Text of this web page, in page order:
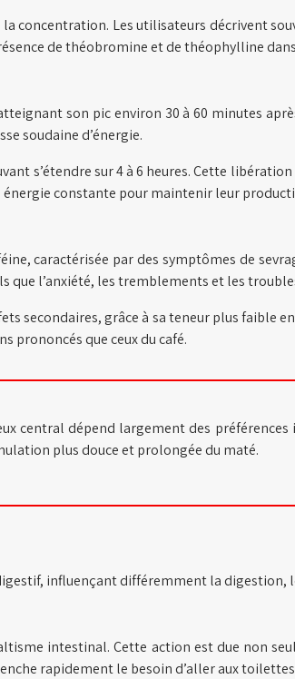
concentration. Les utilisateurs décrivent
de théobromine et de théophylline
son pic environ 30 à 60 minutes
soudaine d’énergie.
s’étendre sur 4 à 6 heures. Cette
constante pour maintenir leur
caractérisée par des symptômes de
que l’anxiété, les tremblements et les
secondaires, grâce à sa teneur plus faible
prononcés que ceux du café.
central dépend largement des
plus douce et prolongée du maté.
influençant différemment la
intestinal. Cette action est due non
rapidement le besoin d’aller aux